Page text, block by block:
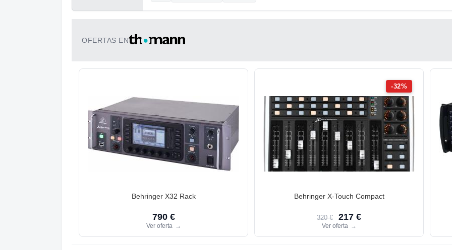
OFERTAS EN
Behringer X32 Rack
790 €
Ver oferta →
-32%
Behringer X-Touch Compact
320 € 217 €
Ver oferta →